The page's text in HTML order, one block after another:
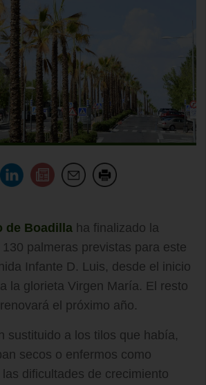
de Boadilla ha finalizado la
palmeras previstas para este
Infante D. Luis, desde el inicio
la glorieta Virgen María. El resto
el próximo año.
sustituido a los tilos que había,
secos o enfermos como
dificultades de crecimiento